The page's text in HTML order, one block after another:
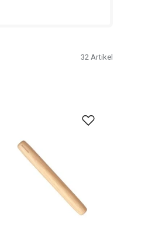
32 Artikel